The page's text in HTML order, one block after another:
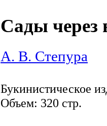
Сады через
А. В. Степура
Букинистическое
Объем: 320 стр.